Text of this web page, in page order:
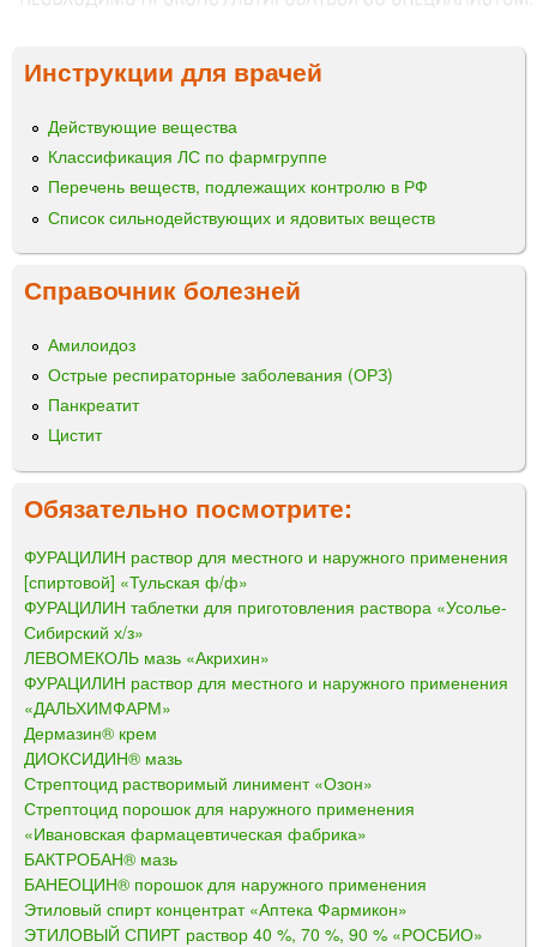
Инструкции для врачей
Действующие вещества
Классификация ЛС по фармгруппе
Перечень веществ, подлежащих контролю в РФ
Список сильнодействующих и ядовитых веществ
Справочник болезней
Амилоидоз
Острые респираторные заболевания (ОРЗ)
Панкреатит
Цистит
Обязательно посмотрите:
ФУРАЦИЛИН раствор для местного и наружного применения
[спиртовой] «Тульская ф/ф»
ФУРАЦИЛИН таблетки для приготовления раствора «Усолье-
Сибирский х/з»
ЛЕВОМЕКОЛЬ мазь «Акрихин»
ФУРАЦИЛИН раствор для местного и наружного применения
«ДАЛЬХИМФАРМ»
Дермазин® крем
ДИОКСИДИН® мазь
Стрептоцид растворимый линимент «Озон»
Стрептоцид порошок для наружного применения
«Ивановская фармацевтическая фабрика»
БАКТРОБАН® мазь
БАНЕОЦИН® порошок для наружного применения
Этиловый спирт концентрат «Аптека Фармикон»
ЭТИЛОВЫЙ СПИРТ раствор 40 %, 70 %, 90 % «РОСБИО»